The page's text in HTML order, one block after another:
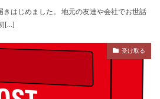
きはじめました。 地元の友達や会社でお世話
[…]
受け取る